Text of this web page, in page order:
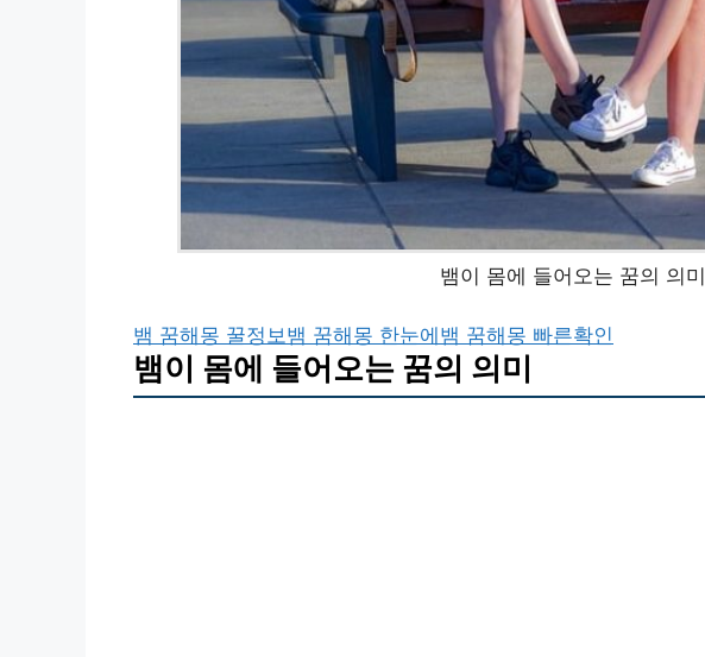
뱀이 몸에 들어오는 꿈의 의미
뱀 꿈해몽 꿀정보 뱀 꿈해몽 한눈에뱀 꿈해몽 빠른확인
뱀이 몸에 들어오는 꿈의 의미